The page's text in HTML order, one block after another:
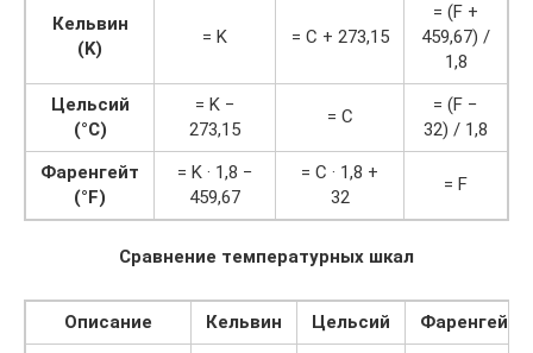
Кельвин
(K)
= K = С + 273,15
= (F +
459,67) /
1,8
Цельсий
(°C)
= K −
273,15
= C
= (F −
32) / 1,8
Фаренгейт
(°F)
= K · 1,8 −
459,67
= C · 1,8 +
32
= F
Сравнение температурных шкал
Описание Кельвин Цельсий
Фаренгейт